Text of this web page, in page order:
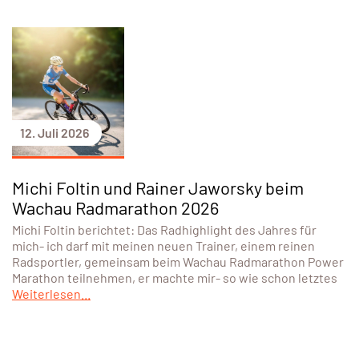
12. Juli 2026
Michi Foltin und Rainer Jaworsky beim
Wachau Radmarathon 2026
Michi Foltin berichtet: Das Radhighlight des Jahres für
mich- ich darf mit meinen neuen Trainer, einem reinen
Radsportler, gemeinsam beim Wachau Radmarathon Power
Marathon teilnehmen, er machte mir- so wie schon letztes
Weiterlesen...